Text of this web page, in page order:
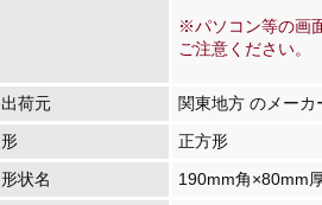
※パソコン等の画
ご注意ください。
出荷元
関東地方 のメーカ
形
正方形
形状名
190mm角×80mm